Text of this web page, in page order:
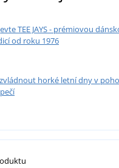
TEE JAYS - prémiovou
od roku 1976
zvládnout horké letní dny v